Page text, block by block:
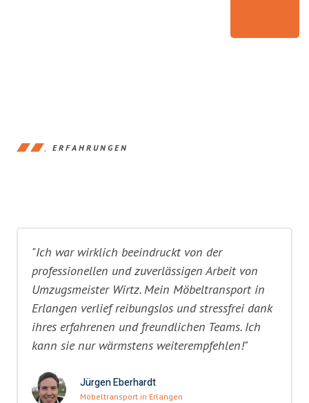
ERFAHRUNGEN
"Ich war wirklich beeindruckt von der
professionellen und zuverlässigen Arbeit von
Umzugsmeister Wirtz. Mein Möbeltransport in
Erlangen verlief reibungslos und stressfrei dank
ihres erfahrenen und freundlichen Teams. Ich
kann sie nur wärmstens weiterempfehlen!"
Jürgen Eberhardt
Möbeltransport in Erlangen